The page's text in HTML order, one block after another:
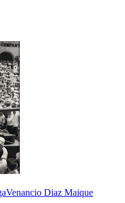
Venancio Diaz Maique